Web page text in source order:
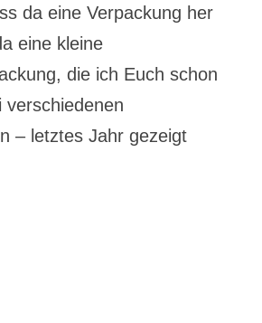
da eine Verpackung her
eine kleine
die ich Euch schon
verschiedenen
– letztes Jahr gezeigt